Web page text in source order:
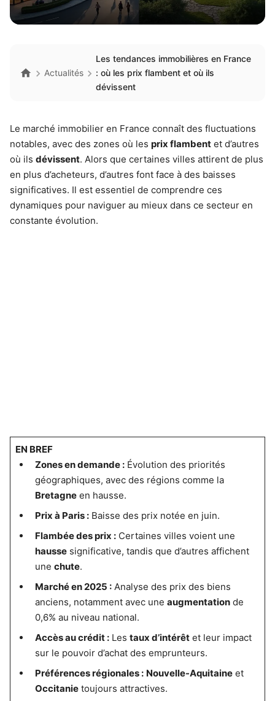
Actualités
Les tendances immobilières en France
: où les prix flambent et où ils
dévissent
Le marché immobilier en France connaît des fluctuations
notables, avec des zones où les prix flambent et d’autres
où ils dévissent. Alors que certaines villes attirent de plus
en plus d’acheteurs, d’autres font face à des baisses
significatives. Il est essentiel de comprendre ces
dynamiques pour naviguer au mieux dans ce secteur en
constante évolution.
EN BREF
Zones en demande :Évolution des priorités
géographiques, avec des régions comme la
Bretagneen hausse.
Prix à Paris :Baisse des prix notée en juin.
Flambée des prix :Certaines villes voient une
haussesignificative, tandis que d’autres affichent
une chute.
Marché en 2025 :Analyse des prix des biens
anciens, notamment avec une augmentationde
0,6% au niveau national.
Accès au crédit :Les taux d’intérêtet leur impact
sur le pouvoir d’achat des emprunteurs.
Préférences régionales : Nouvelle-Aquitaineet
Occitanietoujours attractives.